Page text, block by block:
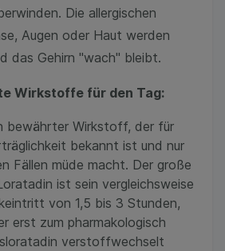
Die allergischen
Augen oder Haut werden
das Gehirn "wach" bleibt.
Wirkstoffe für den Tag:
bewährter Wirkstoff, der für
bekannt ist und nur
Fällen müde macht. Der große
ist sein vergleichsweise
von 1,5 bis 3 Stunden,
erst zum pharmakologisch
verstoffwechselt